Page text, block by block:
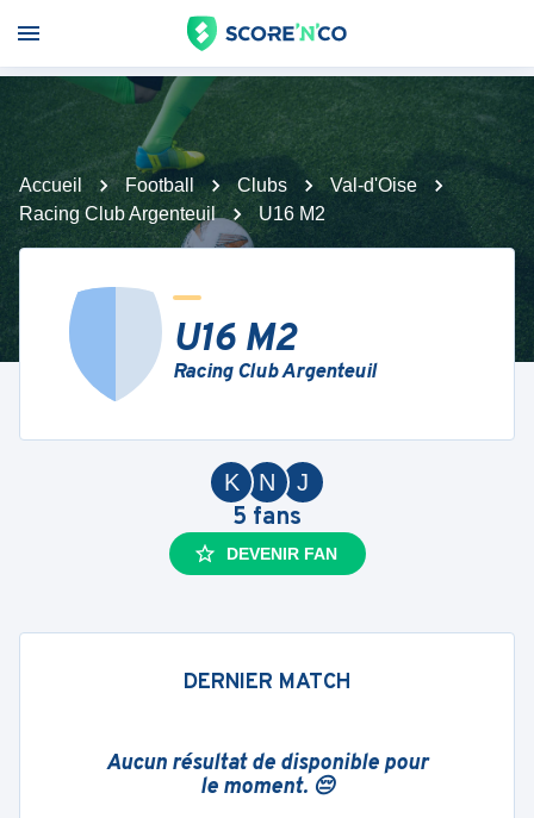
Accueil Football Clubs
Val-d'Oise
Racing Club Argenteuil
U16 M2
U16 M2
Racing Club Argenteuil
J
N
K
5 fans
DEVENIR FAN
DERNIER MATCH
Aucun résultat de disponible pour
le moment. 😔